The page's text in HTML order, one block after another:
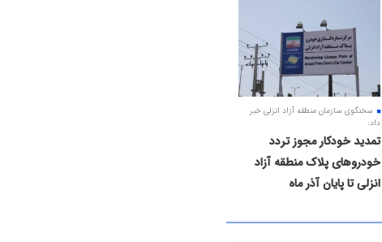
سخنگوی سازمان منطقه آزاد انزلی خبر
داد:
تمدید خودکار مجوز تردد
خودروهای پلاک منطقه آزاد
انزلی تا پایان آذر ماه